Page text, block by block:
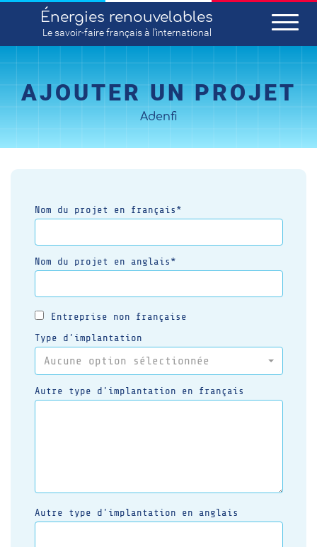
Énergies renouvelables
Le savoir-fairefrançaisà l'international
AJOUTER UN PROJET
Adenfi
Nom du projet en français*
Nom du projet en anglais*
Entreprise non française
Type d’implantation
Aucune option sélectionnée
Autre type d'implantation en français
Autre type d'implantation en anglais